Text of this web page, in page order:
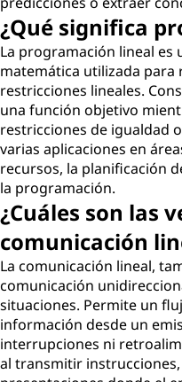
¿Qué significa
La programación lineal es
matemática utilizada para
restricciones lineales.
una función objetivo
restricciones de igualdad
varias aplicaciones en
recursos, la planificación
la programación.
¿Cuáles son las
comunicación
La comunicación lineal,
comunicación
situaciones. Permite un
información desde un
interrupciones ni
al transmitir